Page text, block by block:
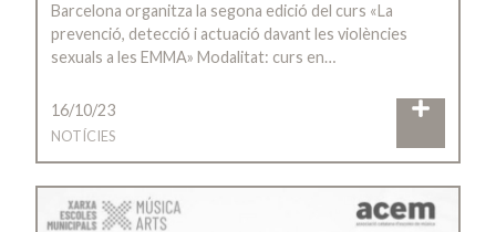
Barcelona organitza la segona edició del curs «La
prevenció, detecció i actuació davant les violències
sexuals a les EMMA» Modalitat: curs en…
16/10/23
NOTÍCIES